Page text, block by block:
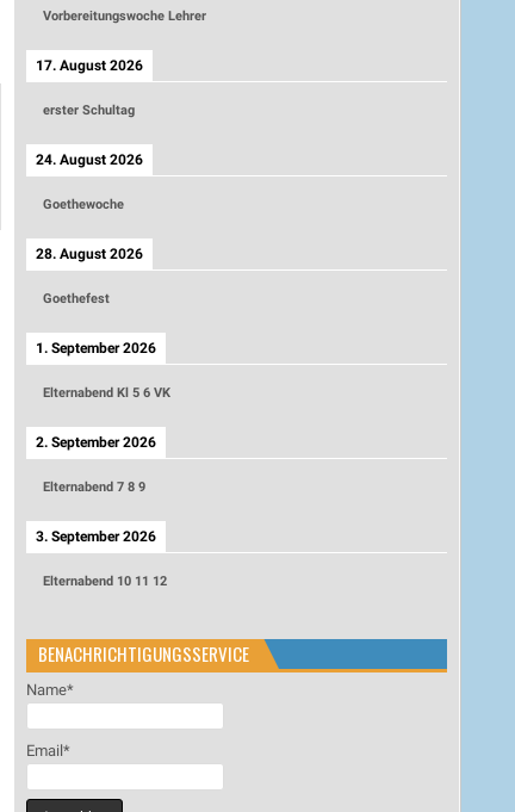
Vorbereitungswoche Lehrer
17. August 2026
erster Schultag
24. August 2026
Goethewoche
28. August 2026
Goethefest
1. September 2026
Elternabend Kl 5 6 VK
2. September 2026
Elternabend 7 8 9
3. September 2026
Elternabend 10 11 12
BENACHRICHTIGUNGSSERVICE
Name*
Email*